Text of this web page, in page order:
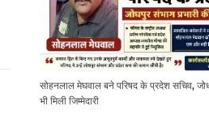
सोहनलाल मेघवाल बने परिषद के प्रदेश सचिव,
भी मिली जिम्मेदारी